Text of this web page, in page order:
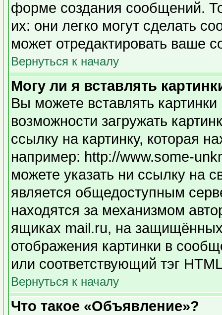
форме создания сообщений.
их: они легко могут сделать
может отредактировать ваше
Вернуться к началу
Могу ли я вставлять
Вы можете вставлять
возможности загружать
ссылку на картинку, которая
например: http://www.some-
можете указать ни ссылку на
является общедоступным
находятся за механизмом
ящиках mail.ru, на
отображения картинки в
или соответствующий тэг
Вернуться к началу
Что такое «Объявление»?